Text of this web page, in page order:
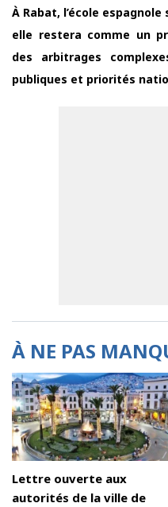
À Rabat, l’école
elle restera comme un
des arbitrages
publiques et priorités
À NE PAS
Lettre ouverte aux
autorités de la ville de